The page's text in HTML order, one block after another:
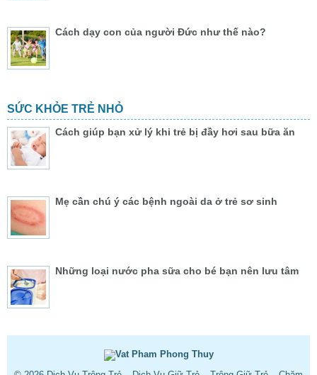
Cách dạy con của người Đức như thế nào?
SỨC KHỎE TRẺ NHỎ
Cách giúp bạn xử lý khi trẻ bị đầy hơi sau bữa ăn
Mẹ cần chú ý các bệnh ngoài da ở trẻ sơ sinh
Những loại nước pha sữa cho bé bạn nên lưu tâm